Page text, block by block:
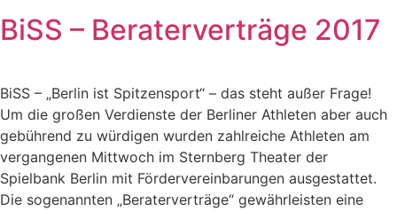
BiSS – Beraterverträge 2017
BiSS – „Berlin ist Spitzensport“ – das steht außer Frage!
Um die großen Verdienste der Berliner Athleten aber auch
gebührend zu würdigen wurden zahlreiche Athleten am
vergangenen Mittwoch im Sternberg Theater der
Spielbank Berlin mit Fördervereinbarungen ausgestattet.
Die sogenannten „Beraterverträge“ gewährleisten eine